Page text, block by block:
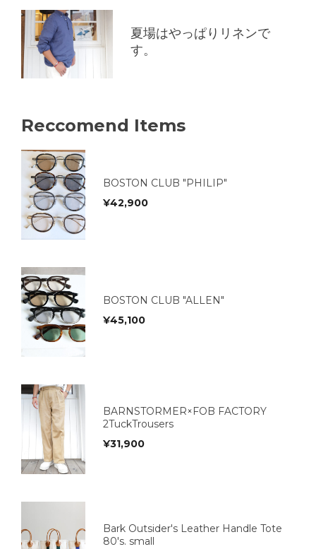
夏場はやっぱりリネンで
す。
Reccomend Items
BOSTON CLUB "PHILIP"
¥42,900
BOSTON CLUB "ALLEN"
¥45,100
BARNSTORMER×FOB FACTORY
2TuckTrousers
¥31,900
Bark Outsider's Leather Handle Tote
80's. small